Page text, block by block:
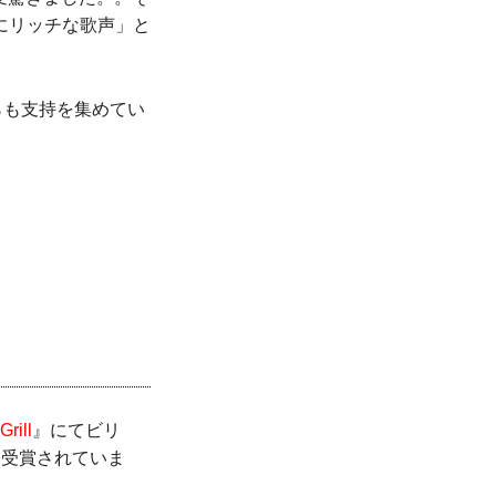
ッチな歌声」と
支持を集めてい
』にてビリ
賞されていま